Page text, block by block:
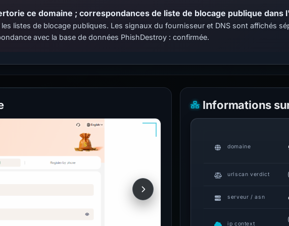
ce domaine ; correspondances de liste de blocage publique dans
les listes de blocage publiques. Les signaux du fournisseur et DNS sont affichés
avec la base de données PhishDestroy : confirmée.
Informations
domaine
urlscan verdict
serveur / asn
ip context